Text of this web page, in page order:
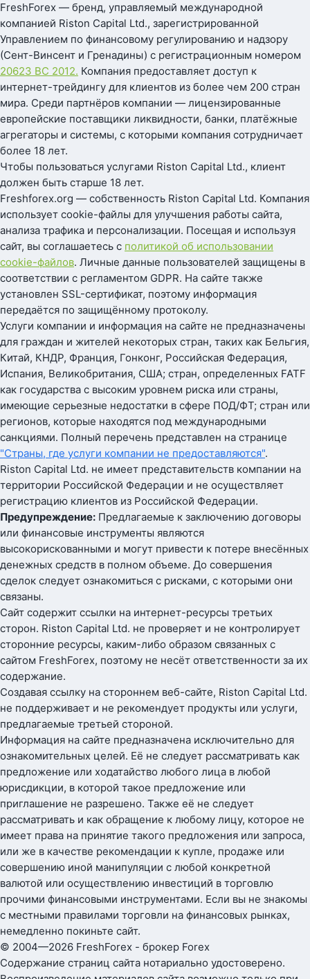
FreshForex — бренд, управляемый международной
компанией Riston Capital Ltd., зарегистрированной
Управлением по финансовому регулированию и надзору
(Сент-Винсент и Гренадины) с регистрационным номером
20623 BC 2012. Компания предоставляет доступ к
интернет-трейдингу для клиентов из более чем 200 стран
мира. Среди партнёров компании — лицензированные
европейские поставщики ликвидности, банки, платёжные
агрегаторы и системы, с которыми компания сотрудничает
более 18 лет.
Чтобы пользоваться услугами Riston Capital Ltd., клиент
должен быть старше 18 лет.
Freshforex.org — собственность Riston Capital Ltd. Компания
использует cookie-файлы для улучшения работы сайта,
анализа трафика и персонализации. Посещая и используя
сайт, вы соглашаетесь с политикой об использовании
cookie-файлов. Личные данные пользователей защищены в
соответствии с регламентом GDPR. На сайте также
установлен SSL-сертификат, поэтому информация
передаётся по защищённому протоколу.
Услуги компании и информация на сайте не предназначены
для граждан и жителей некоторых стран, таких как Бельгия,
Китай, КНДР, Франция, Гонконг, Российская Федерация,
Испания, Великобритания, США; стран, определенных FATF
как государства с высоким уровнем риска или страны,
имеющие серьезные недостатки в сфере ПОД/ФТ; стран или
регионов, которые находятся под международными
санкциями. Полный перечень представлен на странице
"Страны, где услуги компании не предоставляются".
Riston Capital Ltd. не имеет представительств компании на
территории Российской Федерации и не осуществляет
регистрацию клиентов из Российской Федерации.
Предупреждение: Предлагаемые к заключению договоры
или финансовые инструменты являются
высокорискованными и могут привести к потере внесённых
денежных средств в полном объеме. До совершения
сделок следует ознакомиться с рисками, с которыми они
связаны.
Сайт содержит ссылки на интернет-ресурсы третьих
сторон. Riston Capital Ltd. не проверяет и не контролирует
сторонние ресурсы, каким-либо образом связанных с
сайтом FreshForex, поэтому не несёт ответственности за их
содержание.
Создавая ссылку на стороннем веб-сайте, Riston Capital Ltd.
не поддерживает и не рекомендует продукты или услуги,
предлагаемые третьей стороной.
Информация на сайте предназначена исключительно для
ознакомительных целей. Её не следует рассматривать как
предложение или ходатайство любого лица в любой
юрисдикции, в которой такое предложение или
приглашение не разрешено. Также её не следует
рассматривать и как обращение к любому лицу, которое не
имеет права на принятие такого предложения или запроса,
или же в качестве рекомендации к купле, продаже или
совершению иной манипуляции с любой конкретной
валютой или осуществлению инвестиций в торговлю
прочими финансовыми инструментами. Если вы не знакомы
с местными правилами торговли на финансовых рынках,
немедленно покиньте сайт.
© 2004—2026 FreshForex - брокер Forex
Содержание страниц сайта нотариально удостоверено.